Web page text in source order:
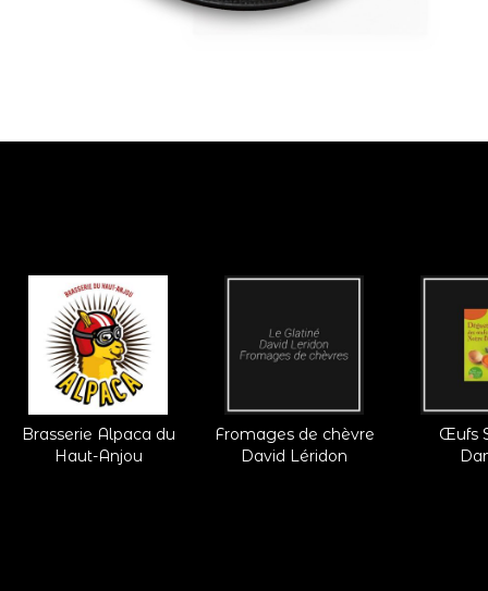
Fromages de chèvre
David Léridon
Œufs Salmon
Damien
Vins